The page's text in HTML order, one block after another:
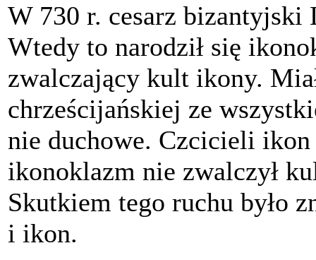
W 730 r. cesarz bizantyjski
Wtedy to narodził się
zwalczający kult ikony.
chrześcijańskiej ze
nie duchowe. Czcicieli
ikonoklazm nie zwalczył
Skutkiem tego ruchu było
i ikon.